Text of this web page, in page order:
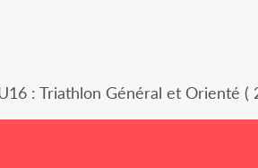
: Triathlon Général et Orienté (